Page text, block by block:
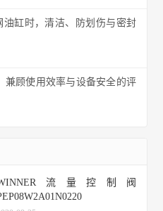
油缸时，清洁、防划伤与密封
兼顾使用效率与设备安全的评
流量控制阀